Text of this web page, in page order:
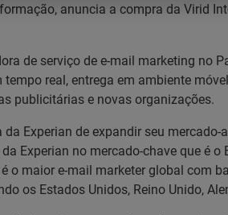
anuncia a compra da Virid
de serviço de e-mail marketing no
real, entrega em ambiente
publicitárias e novas organizações.
Experian de expandir seu
Experian no mercado-chave que é
o maior e-mail marketer global com
os Estados Unidos, Reino Unido,